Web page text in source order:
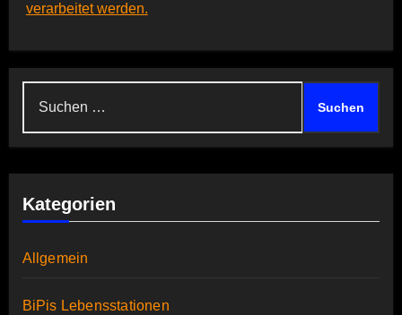
verarbeitet werden.
Kategorien
Allgemein
BiPis Lebensstationen